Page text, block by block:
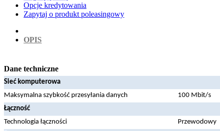
Opcje kredytowania
Zapytaj o produkt poleasingowy
OPIS
Dane techniczne
Sieć komputerowa
Maksymalna szybkość przesyłania danych
100 Mbit/s
Łączność
Technologia łączności
Przewodowy